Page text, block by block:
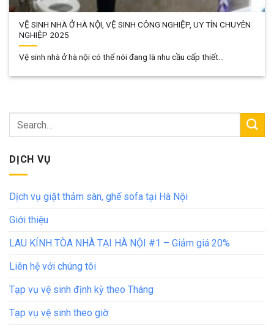
VỆ SINH NHÀ Ở HÀ NỘI, VỆ SINH CÔNG NGHIỆP, UY TÍN CHUYÊN
NGHIỆP 2025
Vệ sinh nhà ở hà nội có thể nói đang là nhu cầu cấp thiết...
DỊCH VỤ
Dịch vụ giặt thảm sàn, ghế sofa tại Hà Nội
Giới thiệu
LAU KÍNH TÒA NHÀ TẠI HÀ NỘI #1 – Giảm giá 20%
Liên hệ với chúng tôi
Tạp vụ vệ sinh định kỳ theo Tháng
Tạp vụ vệ sinh theo giờ